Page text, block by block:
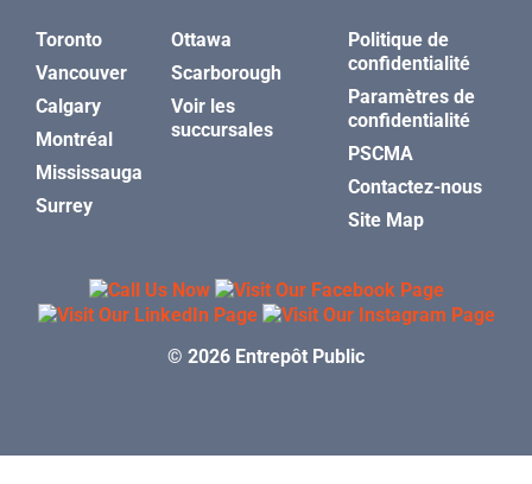
Toronto
Vancouver
Calgary
Montréal
Mississauga
Surrey
Ottawa
Scarborough
Voir les
succursales
Politique de
confidentialité
Paramètres de
confidentialité
PSCMA
Contactez-nous
Site Map
© 2026 Entrepôt Public